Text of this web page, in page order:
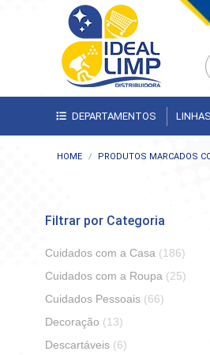
DEPARTAMENTOS
Você está aqui:
HOME PRODUTOS MARCADOS
Filtrar por Categoria
Cuidados com a Casa (186)
Cuidados com a Roupa (25)
Cuidados Pessoais (66)
Decoração (13)
Descartáveis (6)